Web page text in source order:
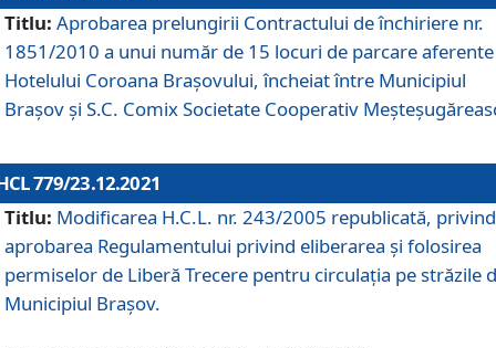
Titlu: Aprobarea prelungirii Contractului de închiriere nr.
1851/2010 a unui număr de 15 locuri de parcare aferente
Hotelului Coroana Brașovului, încheiat între Municipiul
Braşov şi S.C. Comix Societate Cooperativ
779/23.12.2021
Titlu: Modificarea H.C.L. nr. 243/2005 republicată, privind
aprobarea Regulamentului privind eliberarea şi folosirea
permiselor de Liberă Trecere pentru circulația pe străzile
Municipiul Braşov.